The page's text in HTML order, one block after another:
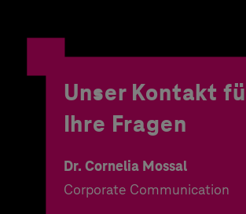
Unser Kontakt
Ihre Fragen
Dr. Cornelia Mossal
Corporate Communication